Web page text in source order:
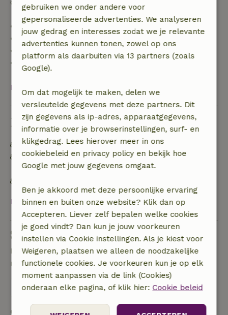
• tot 42 dagen voor aankomst: 70% terugbetaald
• 42–28 dagen voor aankomst: 40% terugbetaald
• 28 dagen tot de aankomstdag: 10% terugbetaald
• op de aankomstdag of later: geen terugbetaling
Bekijk alles
Duurzaamheid
Energie label: A
Off grid of voorzien van 100% hernieuwbare
energie
Bekijk alles
Stel een vraag
Neem contact op met de verhuurder van het
natuurhuisje
Stuur een bericht
gebruiken we onder andere voor
gepersonaliseerde advertenties. We analyseren
jouw gedrag en interesses zodat we je relevante
advertenties kunnen tonen, zowel op ons
platform als daarbuiten via 13 partners (zoals
Google).
Om dat mogelijk te maken, delen we
versleutelde gegevens met deze partners. Dit
zijn gegevens als ip-adres, apparaatgegevens,
informatie over je browserinstellingen, surf- en
klikgedrag. Lees hierover meer in ons
cookiebeleid en privacy policy en bekijk hoe
Google met jouw gegevens omgaat.
Ben je akkoord met deze persoonlijke ervaring
binnen en buiten onze website? Klik dan op
Accepteren. Liever zelf bepalen welke cookies
je goed vindt? Dan kun je jouw voorkeuren
instellen via Cookie instellingen. Als je kiest voor
Weigeren, plaatsen we alleen de noodzakelijke
functionele cookies. Je voorkeuren kun je op elk
moment aanpassen via de link (Cookies)
onderaan elke pagina, of klik hier: Cookie beleid